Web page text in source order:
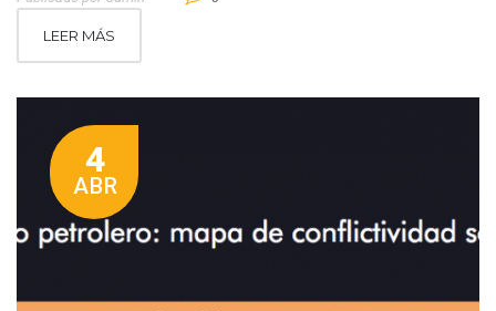
LEER MÁS
4
ABR